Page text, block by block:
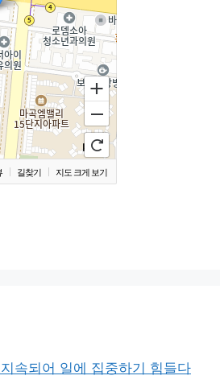
길찾기 지도 크게 보기
속되어 일에 집중하기 힘들다